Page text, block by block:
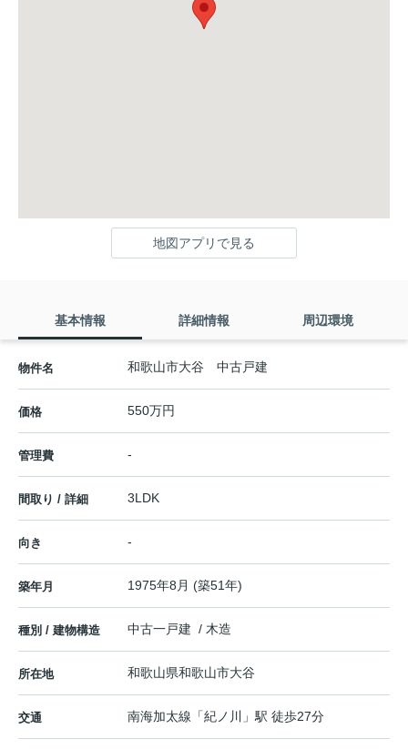
地図アプリで見る
基本情報 詳細情報 周辺環境
物件名 和歌山市大谷 中古戸建
価格 550万円
管理費 -
間取り / 詳細 3LDK
向き -
築年月 1975年8月 (築51年)
種別 / 建物構造 中古一戸建 / 木造
所在地 和歌山県和歌山市大谷
交通 南海加太線 「紀ノ川 」駅 徒歩27分